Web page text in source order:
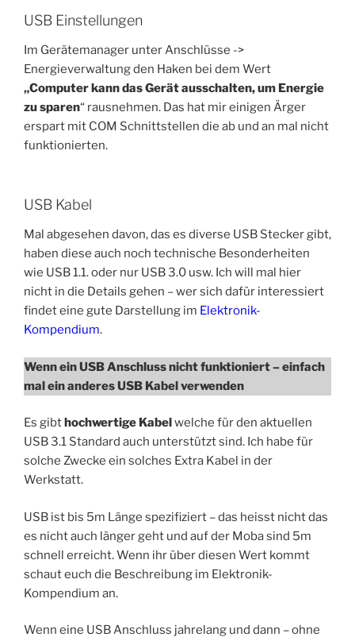
USB Einstellungen
Im Gerätemanager unter Anschlüsse ->
Energieverwaltung den Haken bei dem Wert
„Computer kann das Gerät ausschalten, um Energie
zu sparen“ rausnehmen. Das hat mir einigen Ärger
erspart mit COM Schnittstellen die ab und an mal nicht
funktionierten.
USB Kabel
Mal abgesehen davon, das es diverse USB Stecker gibt,
haben diese auch noch technische Besonder­heiten
wie USB 1.1. oder nur USB 3.0 usw. Ich will mal hier
nicht in die Details gehen – wer sich dafür interessiert
findet eine gute Dar­stellung im Elektronik-
Kompendium.
Wenn ein USB Anschluss nicht funktioniert – einfach
mal ein anderes USB Kabel verwenden
Es gibthochwertige Kabelwelche für den aktuellen
USB 3.1 Standard auch unterstützt sind. Ich habe für
solche Zwecke ein solches Extra Kabel in der
Werkstatt.
USB ist bis 5m Länge spezifiziert – das heisst nicht das
es nicht auch länger geht und auf der Moba sind 5m
schnell erreicht. Wenn ihr über diesen Wert kommt
schaut euch die Beschreibung im Elektronik-
Kompendium an.
Wenn eine USB Anschluss jahrelang und dann – ohne